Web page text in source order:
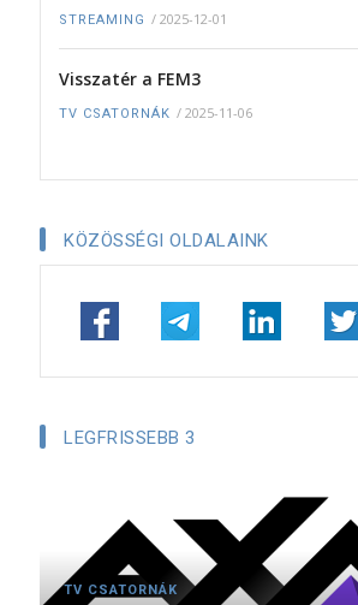
STREAMING / 2025-12-01
Visszatér a FEM3
TV CSATORNÁK / 2025-11-06
KÖZÖSSÉGI OLDALAINK
LEGFRISSEBB 3
TV CSATORNÁK